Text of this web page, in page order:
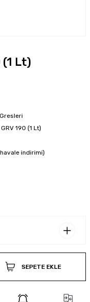
(1 Lt)
190 (1 Lt)
indirimi)
SEPETE EKLE